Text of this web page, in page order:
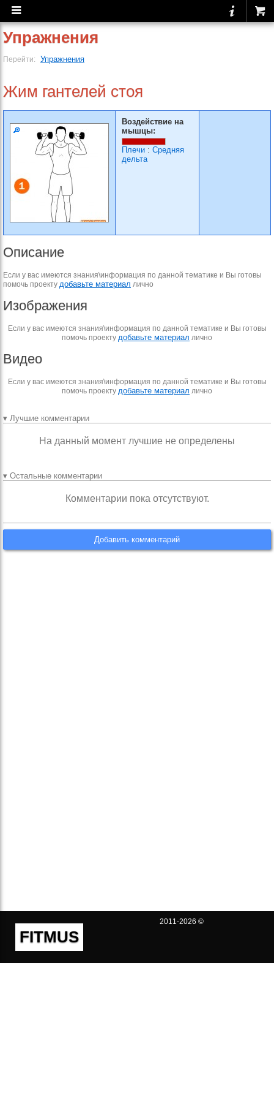
Упражнения
Перейти: Упражнения
Жим гантелей стоя
Воздействие на
мышцы:
Плечи : Средняя
дельта
Описание
Если у вас имеются знания\информация по данной тематике и Вы готовы
помочь проекту добавьте материал лично
Изображения
Если у вас имеются знания\информация по данной тематике и Вы готовы
помочь проекту добавьте материал лично
Видео
Если у вас имеются знания\информация по данной тематике и Вы готовы
помочь проекту добавьте материал лично
▾ Лучшие комментарии
На данный момент лучшие не определены
▾ Остальные комментарии
Комментарии пока отсутствуют.
Добавить комментарий
FITMUS
2011-2026 ©